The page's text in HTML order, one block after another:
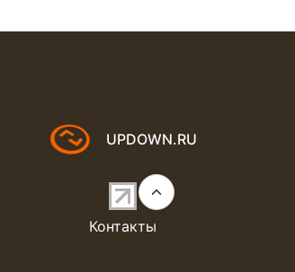
UPDOWN.RU
Контакты